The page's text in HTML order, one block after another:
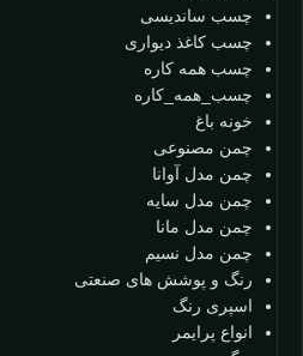
چسب ساندیسی
چسب کاغذ دیواری
چسب همه کاره
چسب_همه_کاره
خونه باغ
چمن مصنوعی
چمن مدل آوانا
چمن مدل سایه
چمن مدل مانا
چمن مدل نسیم
رنگ و پوشش های صنعتی
اسپری رنگ
انواع پرایمر